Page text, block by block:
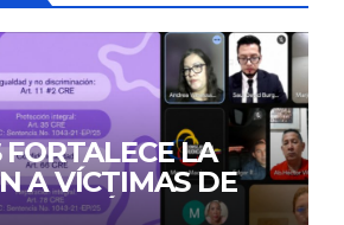
FORTALECE LA
A VÍCTIMAS DE
DE GÉNERO